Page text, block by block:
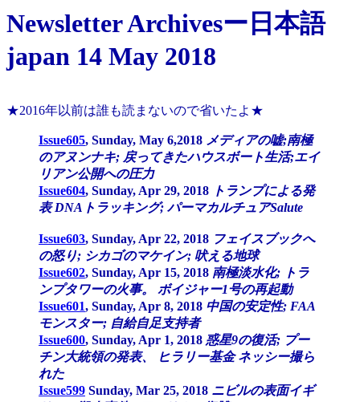
Newsletter Archivesー日本語
japan 14 May 2018
★2016年以前は誰も読まないので省いたよ★
Issue605, Sunday, May 6,2018 メディアの嘘;南極
のアヌンナキ; 戻ってきたハウスボート生活;エイ
リアン公開への圧力
Issue604, Sunday, Apr 29, 2018 トランプによる発
表 DNAトラッキング; パーマカルチュアSalute
Issue603, Sunday, Apr 22, 2018 フェイスブックへ
の怒り; シカゴのマケイン; 吠える地球
Issue602, Sunday, Apr 15, 2018 南極淡水化; トラ
ンプタワーの火事。 ボイジャー1号の再起動
Issue601, Sunday, Apr 8, 2018 中国の安定性; FAA
モンスター; 自給自足支持者
Issue600, Sunday, Apr 1, 2018 惑星9の復活; プー
チン大統領の発表、 ヒラリー基金 ネッシー撮ら
れた
Issue599 Sunday, Mar 25, 2018 ニビルの表面イギ